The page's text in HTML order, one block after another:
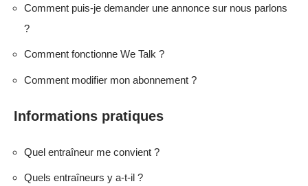
Comment puis-je demander une annonce sur nous parlons
?
Comment fonctionne We Talk ?
Comment modifier mon abonnement ?
Informations pratiques
Quel entraîneur me convient ?
Quels entraîneurs y a-t-il ?